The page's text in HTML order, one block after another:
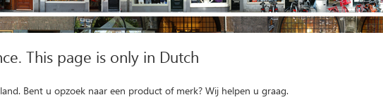
This page is only in Dutch
Bent u opzoek naar een product of merk? Wij helpen u graag.